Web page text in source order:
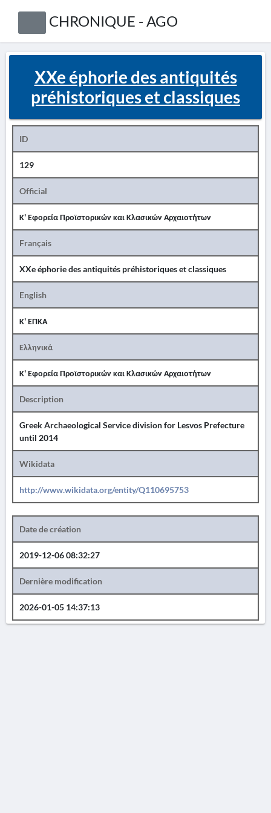
CHRONIQUE - AGO
XXe éphorie des antiquités
préhistoriques et classiques
ID
129
Official
Κ' Εφορεία Προϊστορικών και Κλασικών Αρχαιοτήτων
Français
XXe éphorie des antiquités préhistoriques et classiques
English
Κ' ΕΠΚΑ
Ελληνικά
Κ' Εφορεία Προϊστορικών και Κλασικών Αρχαιοτήτων
Description
Greek Archaeological Service division for Lesvos Prefecture
until 2014
Wikidata
http://www.wikidata.org/entity/Q110695753
Date de création
2019-12-06 08:32:27
Dernière modification
2026-01-05 14:37:13